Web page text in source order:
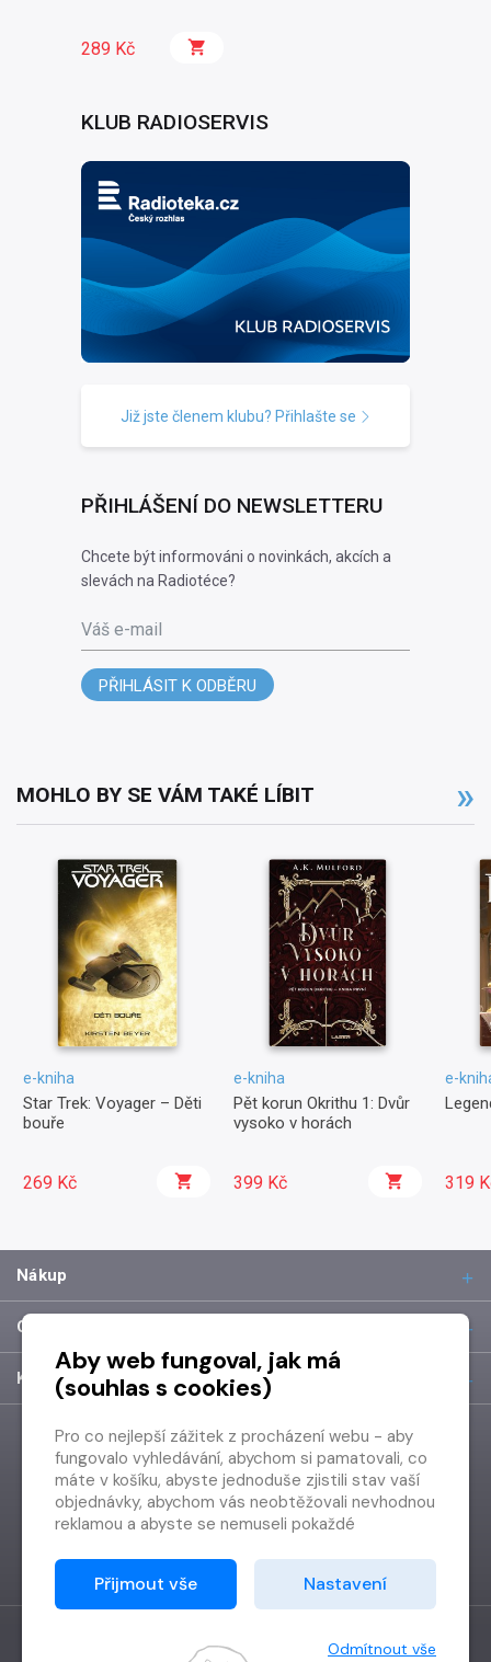
289 Kč
KLUB RADIOSERVIS
Již jste členem klubu? Přihlašte se
PŘIHLÁŠENÍ DO NEWSLETTERU
Chcete být informováni o novinkách, akcích a
slevách na Radiotéce?
Váš e-mail
PŘIHLÁSIT K ODBĚRU
MOHLO BY SE VÁM TAKÉ LÍBIT
e-kniha
Star Trek: Voyager – Děti
bouře
269 Kč
e-kniha
Pět korun Okrithu 1: Dvůr
vysoko v horách
399 Kč
e-
319
Nákup
O společnosti
Kontakt
Aby web fungoval, jak má
(souhlas s cookies)
Pro co nejlepší zážitek z procházení webu - aby
fungovalo vyhledávání, abychom si pamatovali, co
máte v košíku, abyste jednoduše zjistili stav vaší
objednávky, abychom vás neobtěžovali nevhodnou
reklamou a abyste se nemuseli pokaždé
Proto od vás potřebujeme souhlas se
zpracováním souborů cookies
Děkujeme, že nám ho dáte a pomůžete nám tak
Přijmout vše Nastavení
Odmítnout vše